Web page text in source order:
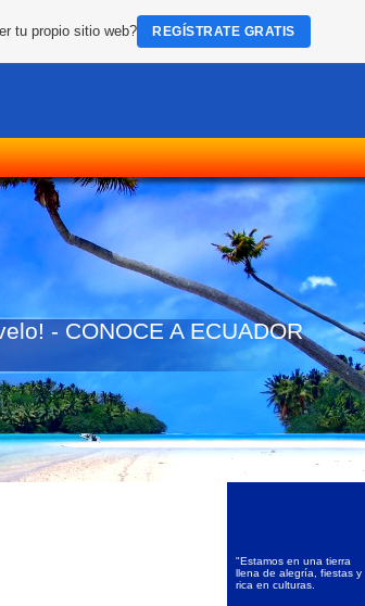
- CONOCE A ECUADOR
"Estamos en una tierra
llena de alegría, fiestas y
rica en culturas.
tu propio sitio web? REGÍSTRATE GRATIS